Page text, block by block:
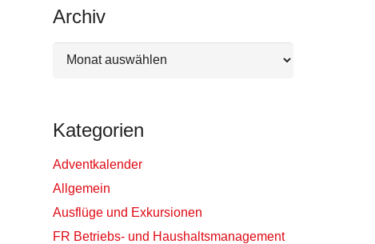
Archiv
Archiv
Kategorien
Adventkalender
Allgemein
Ausflüge und Exkursionen
FR Betriebs- und Haushaltsmanagement